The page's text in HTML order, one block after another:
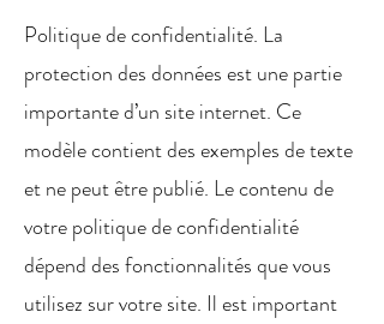
Politique de confidentialité. La
protection des données est une partie
importante d’un site internet. Ce
modèle contient des exemples de texte
et ne peut être publié. Le contenu de
votre politique de confidentialité
dépend des fonctionnalités que vous
utilisez sur votre site. Il est important